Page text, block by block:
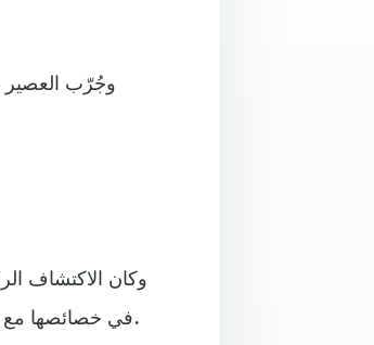
وجُرّب العصير
وكان الاكتشاف
في خصائصها مع سكريات عصير الفاكهة الأخرى، لم تؤثر سلبا على مؤشرات مرض السكري.